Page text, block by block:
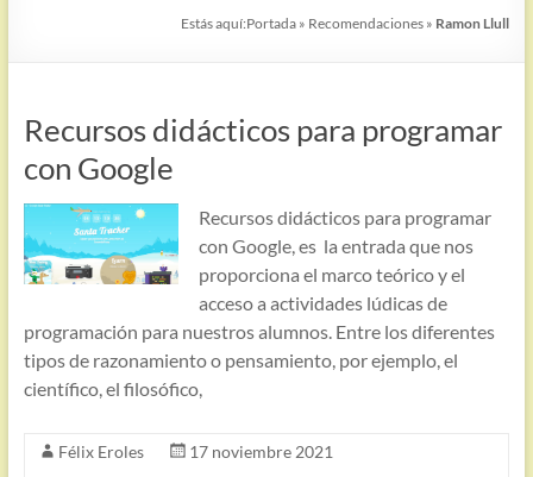
Estás aquí:Portada » Recomendaciones » Ramon Llull
Recursos didácticos para programar
con Google
Recursos didácticos para programar
con Google, es la entrada que nos
proporciona el marco teórico y el
acceso a actividades lúdicas de
programación para nuestros alumnos. Entre los diferentes
tipos de razonamiento o pensamiento, por ejemplo, el
científico, el filosófico,
Félix Eroles
17 noviembre 2021